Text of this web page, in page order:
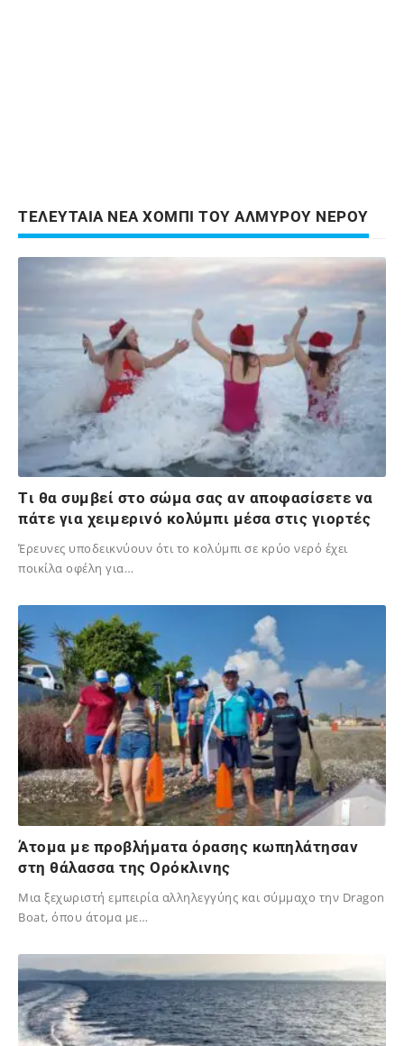
ΤΕΛΕΥΤΑΙΑ ΝΕΑ ΧΟΜΠΙ ΤΟΥ ΑΛΜΥΡΟΥ ΝΕΡΟΥ
Tι θα συμβεί στο σώμα σας αν αποφασίσετε να
πάτε για χειμερινό κολύμπι μέσα στις γιορτές
Έρευνες υποδεικνύουν ότι το κολύμπι σε κρύο νερό έχει
ποικίλα οφέλη για…
Άτομα με προβλήματα όρασης κωπηλάτησαν
στη θάλασσα της Ορόκλινης
Μια ξεχωριστή εμπειρία αλληλεγγύης και σύμμαχο την Dragon
Boat, όπου άτομα με…